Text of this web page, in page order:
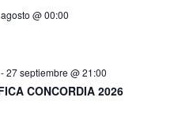
@ 00:00
-27 septiembre @ 21:00
CONCORDIA 2026